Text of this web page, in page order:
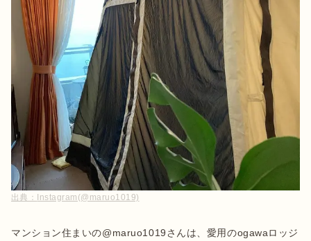
出典： Instagram(@maruo1019)
マンション住まいの@maruo1019さんは、愛用のogawaロッジ